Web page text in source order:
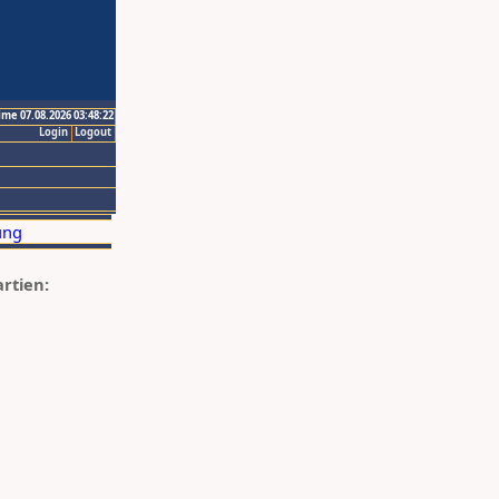
07.08.2026 03:48:22
Logout
Login